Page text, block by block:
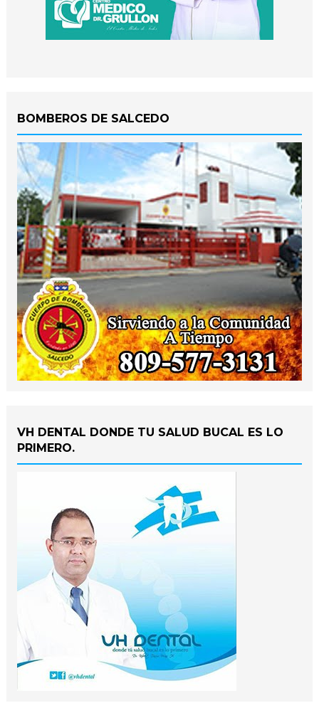
BOMBEROS DE SALCEDO
VH DENTAL DONDE TU SALUD BUCAL ES LO
PRIMERO.